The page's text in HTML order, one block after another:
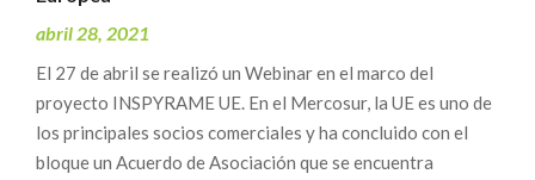
abril 28, 2021
El 27 de abril se realizó un Webinar en el marco del
proyecto INSPYRAME UE. En el Mercosur, la UE es uno de
los principales socios comerciales y ha concluido con el
bloque un Acuerdo de Asociación que se encuentra